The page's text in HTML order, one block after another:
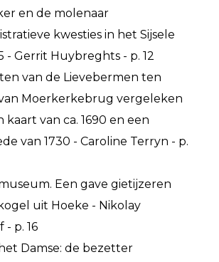
en de molenaar
kwesties in het Sijsele
- Gerrit Huybreghts - p. 12
van de Lievebermen ten
Moerkerkebrug vergeleken
kaart van ca. 1690 en een
van 1730 - Caroline Terryn - p.
Een gave gietijzeren
uit Hoeke - Nikolay
p. 16
Damse: de bezetter